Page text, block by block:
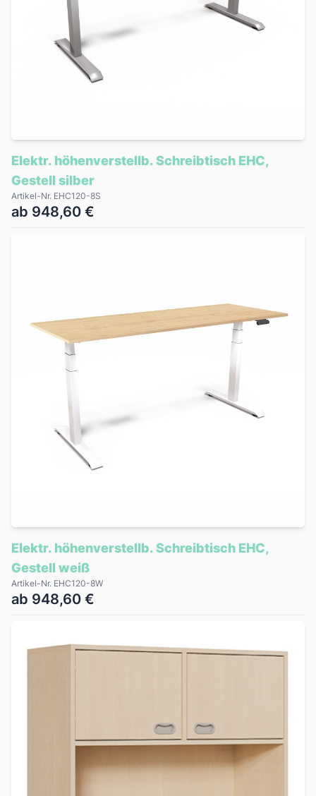
Elektr. höhenverstellb. Schreibtisch EHC,
Gestell silber
Artikel-Nr. EHC120-8S
ab 948,60 €
Elektr. höhenverstellb. Schreibtisch EHC,
Gestell weiß
Artikel-Nr. EHC120-8W
ab 948,60 €